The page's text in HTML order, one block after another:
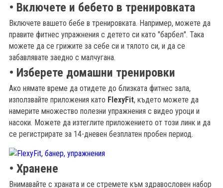
• Включете и бебето в тренировката
Включете вашето бебе в тренировката. Например, можете да
правите фитнес упражнения с детето си като "барбел". Така
можете да се грижите за себе си и тялото си, и да се
забавлявате заедно с малчугана.
• Изберете домашни тренировки
Ако нямате време да отидете до близката фитнес зала,
използвайте приложения като FlexyFit, където можете да
намерите множество полезни упражнения с видео уроци и
насоки. Можете да изтеглите приложението от този линк и да
се регистрирате за 14-дневен безплатен пробен период.
• Хранене
Внимавайте с храната и се стремете към здравословен набор